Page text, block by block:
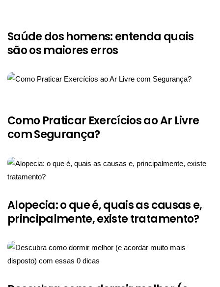
Saúde dos homens: entenda quais
são os maiores erros
Como Praticar Exercícios ao Ar Livre
com Segurança?
Alopecia: o que é, quais as causas e,
principalmente, existe tratamento?